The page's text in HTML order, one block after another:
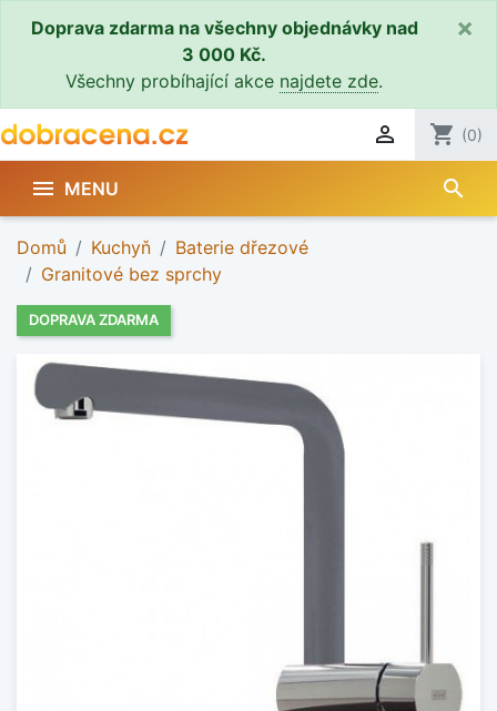
Doprava zdarma na všechny objednávky nad
3 000 Kč.
Všechny probíhající akce najdete zde.
×
 shopping_cart (0)
 MENU search
Domů Kuchyň
Baterie dřezové
Granitové bez sprchy
DOPRAVA ZDARMA